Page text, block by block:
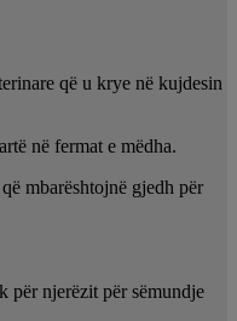
që u krye në kujdesin
në fermat e mëdha.
mbarështojnë gjedh për
për njerëzit për sëmundje